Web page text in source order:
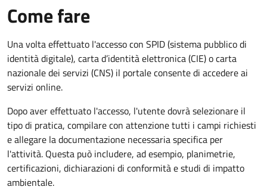
Come fare
Una volta effettuato l'accesso con SPID (sistema pubblico di
identità digitale), carta d’identità elettronica (CIE) o carta
nazionale dei servizi (CNS) il portale consente di accedere ai
servizi online.
Dopo aver effettuato l'accesso, l'utente dovrà selezionare il
tipo di pratica, compilare con attenzione tutti i campi richiesti
e allegare la documentazione necessaria specifica per
l'attività. Questa può includere, ad esempio, planimetrie,
certificazioni, dichiarazioni di conformità e studi di impatto
ambientale.